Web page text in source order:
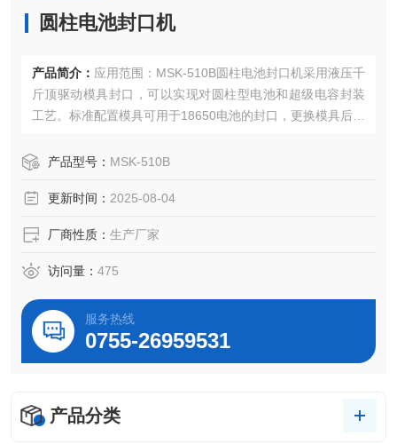
圆柱电池封口机
产品简介： 应用范围：MSK-510B圆柱电池封口机采用液压千
斤顶驱动模具封口，可以实现对圆柱型电池和超级电容封装
工艺。标准配置模具可用于18650电池的封口，更换模具后可
等）进行封口。
产品型号：MSK-510B
设备尺寸：约L290mm*W240mm*H385mm
上架时间：2024-10-30
产品型号： MSK-510B
更新时间： 2025-08-04
厂商性质： 生产厂家
访问量： 475
服务热线
0755-26959531
产品分类